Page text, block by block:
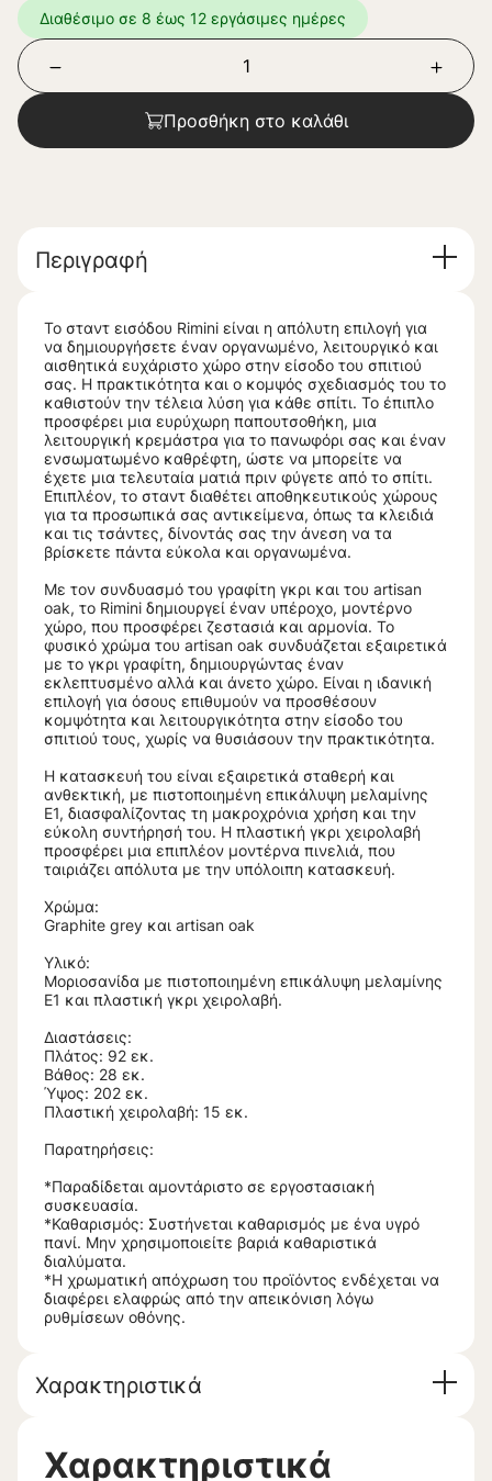
Διαθέσιμο σε 8 έως 12 εργάσιμες ημέρες
Προσθήκη στο καλάθι
Περιγραφή
Το σταντ εισόδου Rimini είναι η απόλυτη επιλογή για
να δημιουργήσετε έναν οργανωμένο, λειτουργικό και
αισθητικά ευχάριστο χώρο στην είσοδο του σπιτιού
σας. Η πρακτικότητα και ο κομψός σχεδιασμός του το
καθιστούν την τέλεια λύση για κάθε σπίτι. Το έπιπλο
προσφέρει μια ευρύχωρη παπουτσοθήκη, μια
λειτουργική κρεμάστρα για το πανωφόρι σας και έναν
ενσωματωμένο καθρέφτη, ώστε να μπορείτε να
έχετε μια τελευταία ματιά πριν φύγετε από το σπίτι.
Επιπλέον, το σταντ διαθέτει αποθηκευτικούς χώρους
για τα προσωπικά σας αντικείμενα, όπως τα κλειδιά
και τις τσάντες, δίνοντάς σας την άνεση να τα
βρίσκετε πάντα εύκολα και οργανωμένα.
Με τον συνδυασμό του γραφίτη γκρι και του artisan
oak, το Rimini δημιουργεί έναν υπέροχο, μοντέρνο
χώρο, που προσφέρει ζεστασιά και αρμονία. Το
φυσικό χρώμα του artisan oak συνδυάζεται εξαιρετικά
με το γκρι γραφίτη, δημιουργώντας έναν
εκλεπτυσμένο αλλά και άνετο χώρο. Είναι η ιδανική
επιλογή για όσους επιθυμούν να προσθέσουν
κομψότητα και λειτουργικότητα στην είσοδο του
σπιτιού τους, χωρίς να θυσιάσουν την πρακτικότητα.
Η κατασκευή του είναι εξαιρετικά σταθερή και
ανθεκτική, με πιστοποιημένη επικάλυψη μελαμίνης
Ε1, διασφαλίζοντας τη μακροχρόνια χρήση και την
εύκολη συντήρησή του. Η πλαστική γκρι χειρολαβή
προσφέρει μια επιπλέον μοντέρνα πινελιά, που
ταιριάζει απόλυτα με την υπόλοιπη κατασκευή.
Χρώμα:
Graphite grey και artisan oak
Υλικό:
Μοριοσανίδα με πιστοποιημένη επικάλυψη μελαμίνης
Ε1 και πλαστική γκρι χειρολαβή.
Διαστάσεις:
Πλάτος: 92 εκ.
Βάθος: 28 εκ.
Ύψος: 202 εκ.
Πλαστική χειρολαβή: 15 εκ.
Παρατηρήσεις:
*Παραδίδεται αμοντάριστο σε εργοστασιακή
συσκευασία.
*Καθαρισμός: Συστήνεται καθαρισμός με ένα υγρό
πανί. Μην χρησιμοποιείτε βαριά καθαριστικά
διαλύματα.
*Η χρωματική απόχρωση του προϊόντος ενδέχεται να
διαφέρει ελαφρώς από την απεικόνιση λόγω
ρυθμίσεων οθόνης.
Χαρακτηριστικά
Χαρακτηριστικά